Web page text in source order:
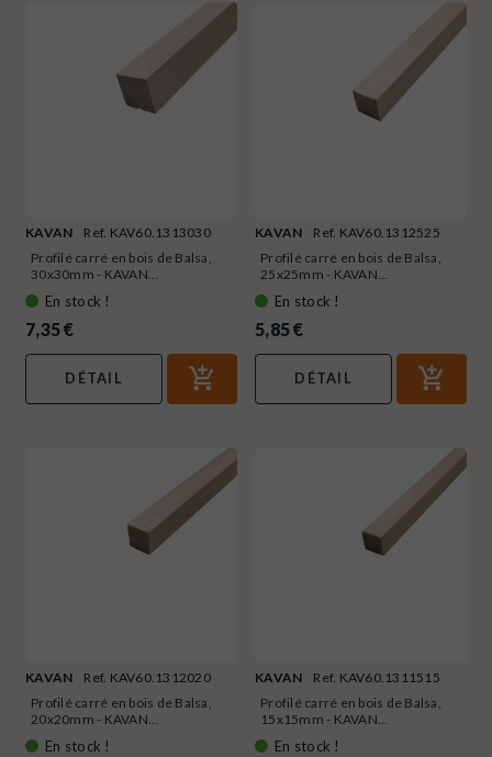
KAVAN
Ref. KAV60.1313030
Profilé carré en bois de Balsa,
30x30mm - KAVAN...
En stock !
7,35 €
DÉTAIL
KAVAN
Ref. KAV60.1312525
Profilé carré en bois de Balsa,
25x25mm - KAVAN...
En stock !
5,85 €
DÉTAIL
KAVAN
Ref. KAV60.1312020
Profilé carré en bois de Balsa,
20x20mm - KAVAN...
En stock !
KAVAN
Ref. KAV60.1311515
Profilé carré en bois de Balsa,
15x15mm - KAVAN...
En stock !